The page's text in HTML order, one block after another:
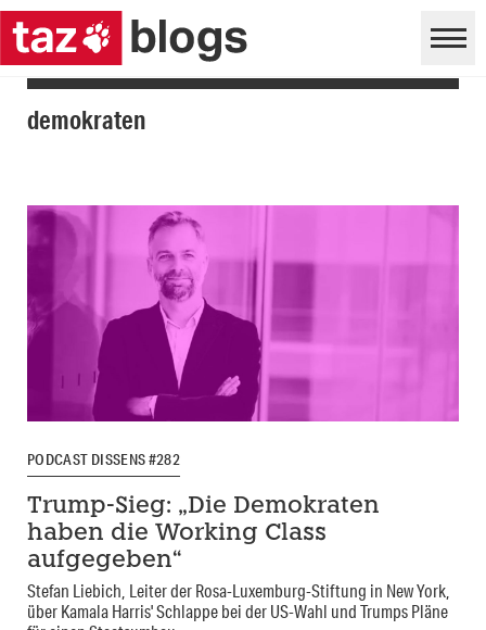
demokraten
PODCAST DISSENS #282
Trump-Sieg: „Die Demokraten
haben die Working Class
aufgegeben“
Stefan Liebich, Leiter der Rosa-Luxemburg-Stiftung in New York,
über Kamala Harris' Schlappe bei der US-Wahl und Trumps Pläne